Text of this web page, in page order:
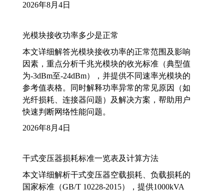
2026年8月4日
光模块接收功率多少是正常
本文详细解答光模块接收功率的正常范围及影响
因素，重点分析千兆光模块的收光标准（典型值
为-3dBm至-24dBm），并提供不同速率光模块的
参考值表格。同时解释功率异常的常见原因（如
光纤损耗、连接器问题）及解决方案，帮助用户
快速判断网络性能问题。
2026年8月4日
干式变压器损耗标准一览表及计算方法
本文详细解析干式变压器空载损耗、负载损耗的
国家标准（GB/T 10228-2015），提供1000kVA